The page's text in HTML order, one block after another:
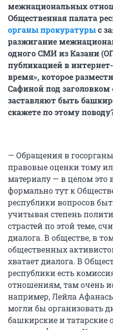
межнациональных
Общественная палата
органы прокуратурыс
разжигание
одного СМИ из Казани
публикацией в
время», которое
Сафиной под
заставляют быть
скажете по этому
— Обращения в
правовые оценки тому
материалу — в целом это
формально тут к
республики вопросов
учитывая степень
страстей по этой теме,
диалога. В обществе, в
общественных
хватает диалога. В
республики есть
отношениям, там очень
например, Лейла
могли бы организовать
башкирские и татарские